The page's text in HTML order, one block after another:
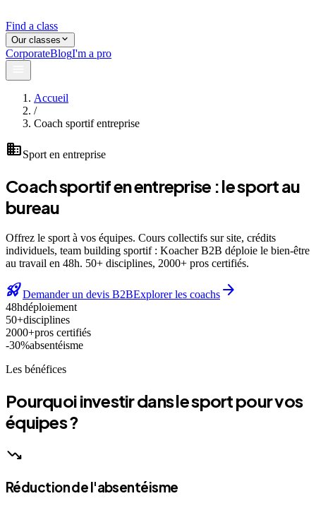
Find a class
Our classes
CorporateBlogI'm a pro
Accueil
/
Coach sportif entreprise
businessSport en entreprise
Coach sportif en entreprise :le sport au
bureau
Offrez le sport à vos équipes. Cours collectifs sur site, crédits
individuels, team building sportif : Koacher B2B déploie le bien-être
au travail en 48h. 50+ disciplines, 2000+ pros certifiés.
rocket_launchDemander un devis B2BExplorer les coachs arrow_forward
48hdéploiement
50+disciplines
2000+pros certifiés
-30%absentéisme
Les bénéfices
Pourquoi investir dans le sport pour vos
équipes ?
trending_down
Réduction de l'absentéisme